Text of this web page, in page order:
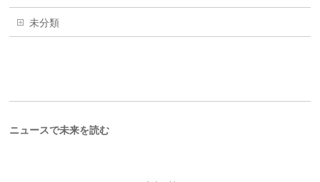
未分類
ニュースで未来を読む